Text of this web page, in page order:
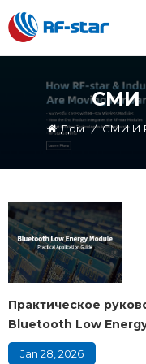
СМИ
Дом / СМИ И
Практическое
Bluetooth Low
Jan 28, 2026